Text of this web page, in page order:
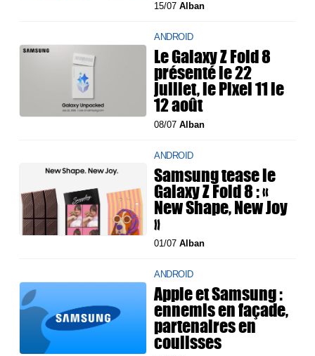
15/07Alban
ANDROID
Le Galaxy Z Fold 8
présenté le 22
juillet, le Pixel 11 le
12 août
08/07Alban
ANDROID
Samsung tease le
Galaxy Z Fold 8 : «
New Shape, New Joy
»
01/07Alban
ANDROID
Apple et Samsung :
ennemis en façade,
partenaires en
coulisses